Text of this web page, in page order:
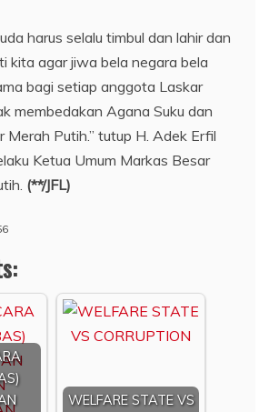
harus selalu timbul dan lahir dan
kita agar jiwa bela negara bela
bagi setiap anggota Laskar
membedakan Agana Suku dan
Merah Putih.” tutup H. Adek Erfil
Ketua Umum Markas Besar
(**/JFL)
WELFARE STATE VS